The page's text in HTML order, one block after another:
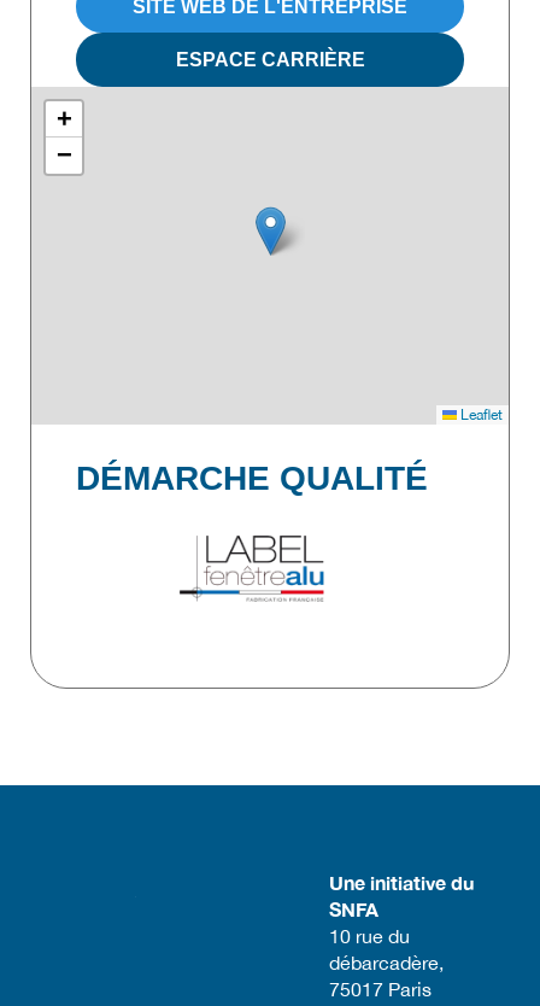
SITE WEB DE L'ENTREPRISE
ESPACE CARRIÈRE
+
−
Leaflet
DÉMARCHE QUALITÉ
Une initiative du
SNFA
​10 rue du
débarcadère,
75017 Paris​